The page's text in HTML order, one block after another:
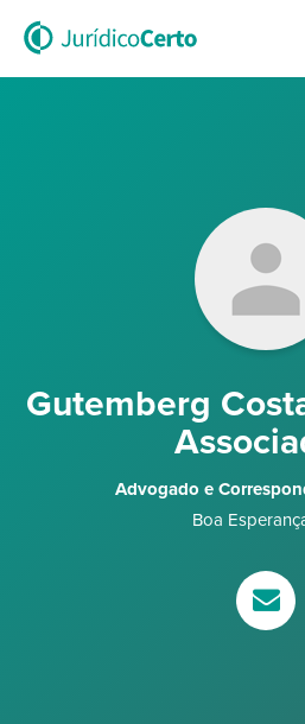
Gutemberg
Advogado e
Boa